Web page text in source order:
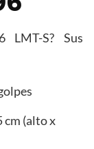
LMT-S? Sus
cm (alto x